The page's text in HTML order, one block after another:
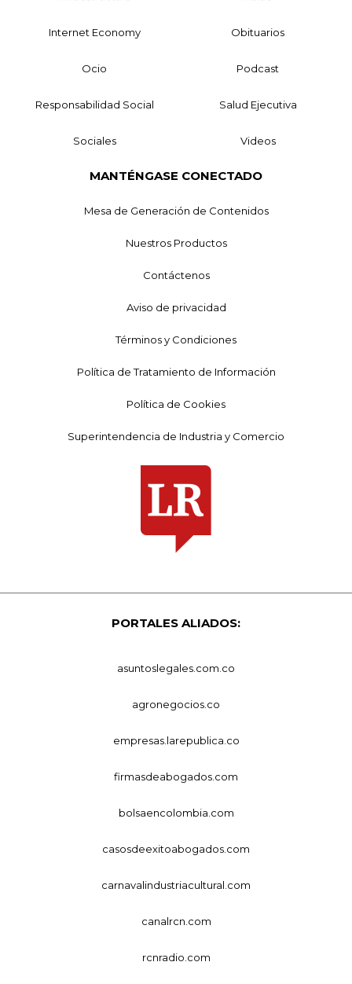
Internet Economy Obituarios
Ocio Podcast
Responsabilidad Social Salud Ejecutiva
Sociales Videos
MANTÉNGASE CONECTADO
Mesa de Generación de Contenidos
Nuestros Productos
Contáctenos
Aviso de privacidad
Términos y Condiciones
Política de Tratamiento de Información
Política de Cookies
Superintendencia de Industria y Comercio
PORTALES ALIADOS:
asuntoslegales.com.co
agronegocios.co
empresas.larepublica.co
firmasdeabogados.com
bolsaencolombia.com
casosdeexitoabogados.com
carnavalindustriacultural.com
canalrcn.com
rcnradio.com